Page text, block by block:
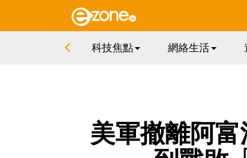
科技焦點 網絡生活
美軍撤離阿